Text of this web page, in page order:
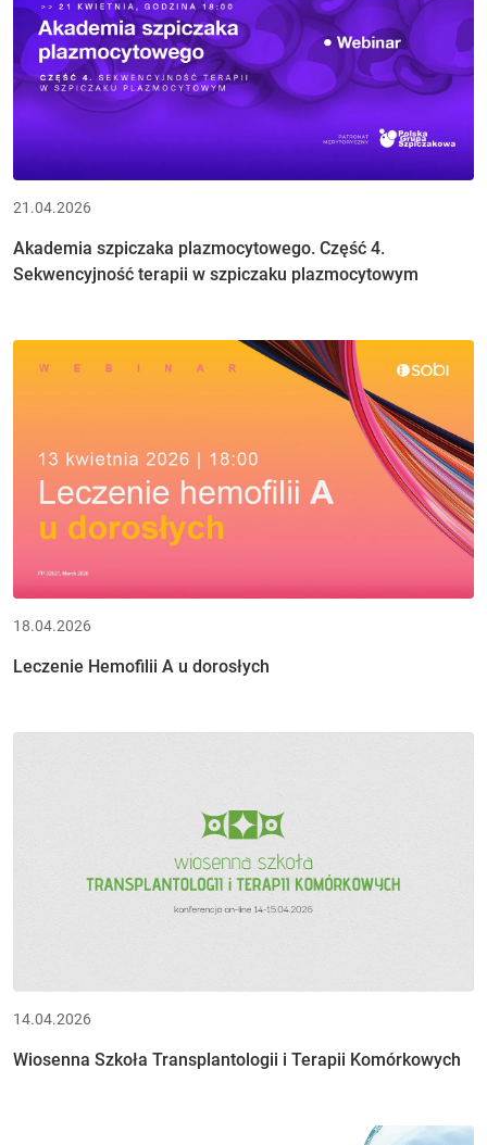
21.04.2026
Akademia szpiczaka plazmocytowego. Część 4.
Sekwencyjność terapii w szpiczaku plazmocytowym
18.04.2026
Leczenie Hemofilii A u dorosłych
14.04.2026
Wiosenna Szkoła Transplantologii i Terapii Komórkowych